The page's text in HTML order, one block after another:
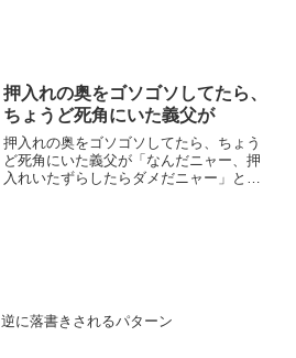
押入れの奥をゴソゴソしてたら、
ちょうど死角にいた義父が
押入れの奥をゴソゴソしてたら、ちょう
ど死角にいた義父が「なんだニャー、押
入れいたずらしたらダメだニャー」と言
逆に落書きされるパターン